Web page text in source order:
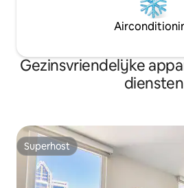
Gezinsvriendelijke
diensten
Superhost
Superhost